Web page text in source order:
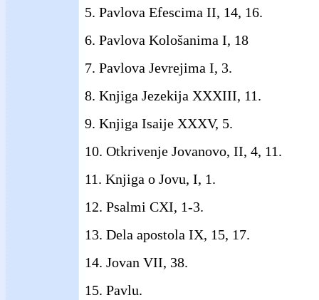
5. Pavlova Efescima II, 14, 16.
6. Pavlova Kološanima I, 18
7. Pavlova Jevrejima I, 3.
8. Knjiga Jezekija XXXIII, 11.
9. Knjiga Isaije XXXV, 5.
10. Otkrivenje Jovanovo, II, 4, 11.
11. Knjiga o Jovu, I, 1.
12. Psalmi CXI, 1-3.
13. Dela apostola IX, 15, 17.
14. Jovan VII, 38.
15. Pavlu.